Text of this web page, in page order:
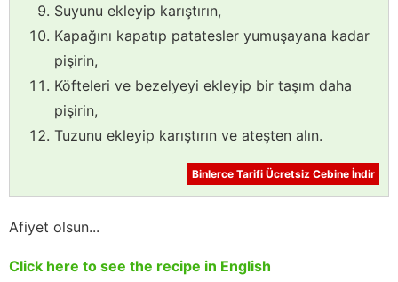
Suyunu ekleyip karıştırın,
Kapağını kapatıp patatesler yumuşayana kadar
pişirin,
Köfteleri ve bezelyeyi ekleyip bir taşım daha
pişirin,
Tuzunu ekleyip karıştırın ve ateşten alın.
Binlerce Tarifi Ücretsiz Cebine İndir
Afiyet olsun...
Click here to see the recipe in English